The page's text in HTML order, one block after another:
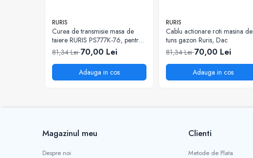
Masini de tocat carne
RURIS
Curea de transmisie masa de
taiere RURIS PS777K-76, pentru
motocositori Ruris DAC 777K
81,34 Lei70,00 Lei
Adauga in cos
RURIS
Cablu actionare roti masina de
tuns gazon Ruris, Dac
81,34 Lei70,00 Lei
Adauga in cos
Magazinul meu
Despre noi
Clienti
Metode de Plata